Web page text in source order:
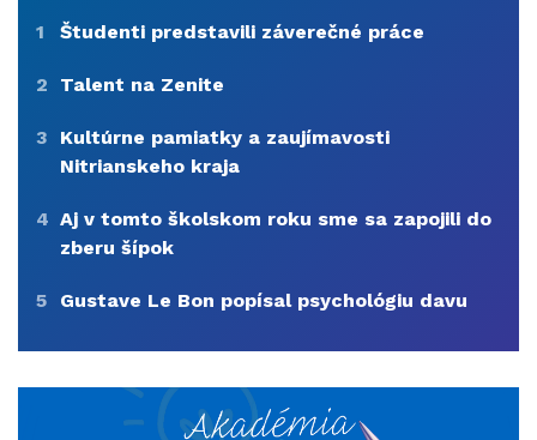
1 Študenti predstavili záverečné práce
2 Talent na Zenite
3
Kultúrne pamiatky a zaujímavosti
Nitrianskeho kraja
4 Aj v tomto školskom roku sme sa zapojili do
zberu šípok
5 Gustave Le Bon popísal psychológiu davu